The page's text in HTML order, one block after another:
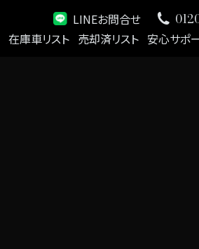
LINEお問合せ
在庫車リスト 売却済リスト 安心サポ